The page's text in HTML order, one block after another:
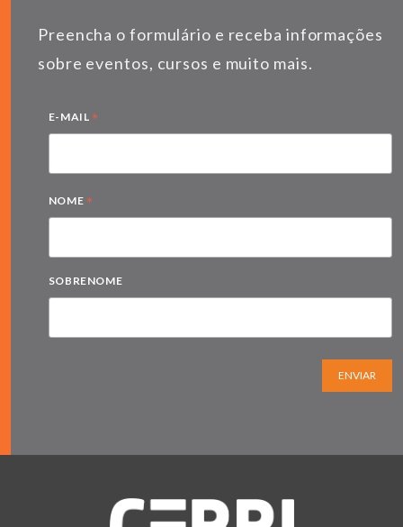
Preencha o formulário e receba informações
sobre eventos, cursos e muito mais.
E-MAIL *
NOME *
SOBRENOME
ENVIAR